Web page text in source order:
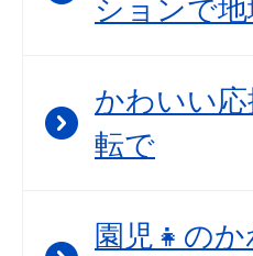
ションで
かわいい
転で
園児👧の